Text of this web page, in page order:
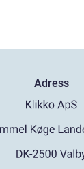
Adress